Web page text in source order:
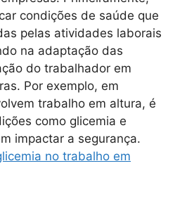
condições de saúde que
pelas atividades laborais
na adaptação das
do trabalhador em
Por exemplo, em
trabalho em altura, é
como glicemia e
impactar a segurança.
no trabalho em